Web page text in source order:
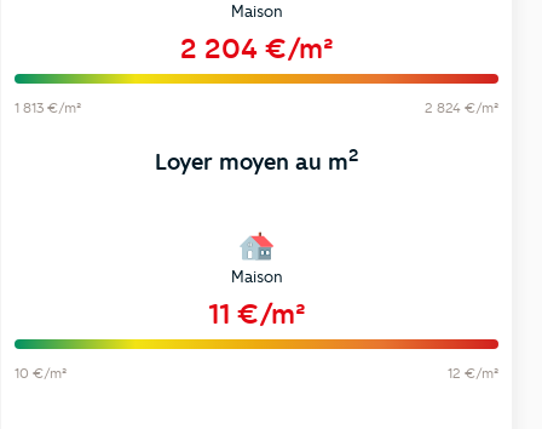
Maison
2 204 €/m²
1 813 €/m² 2 824 €/m²
Loyer moyen au m2
Maison
11 €/m²
10 €/m² 12 €/m²